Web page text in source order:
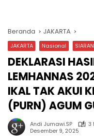
Beranda JAKARTA
JAKARTA Nasional
DEKLARASI
LEMHANNAS
IKAL TAK AKUI
(PURN) AGUM
Andi Jumawi.SP
3
Desember 9, 2025